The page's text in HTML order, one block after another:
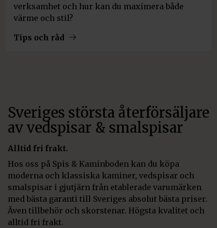
verksamhet och hur kan du maximera både
värme och stil?
Tips och råd
Sveriges största återförsäljare
av vedspisar & smalspisar
Alltid fri frakt.
Hos oss på Spis & Kaminboden kan du köpa
moderna och klassiska kaminer, vedspisar och
smalspisar i gjutjärn från etablerade varumärken
med bästa garanti till Sveriges absolut bästa priser.
Även tillbehör och skorstenar. Högsta kvalitet och
alltid fri frakt.